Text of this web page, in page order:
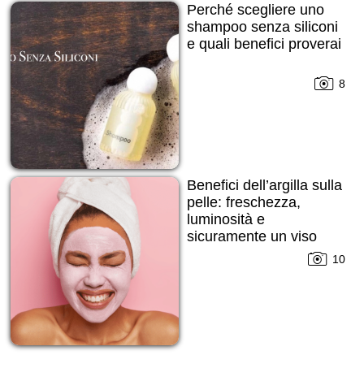
Perché scegliere uno
shampoo senza siliconi
e quali benefici proverai
8
Benefici dell’argilla sulla
pelle: freschezza,
luminosità e
sicuramente un viso
10